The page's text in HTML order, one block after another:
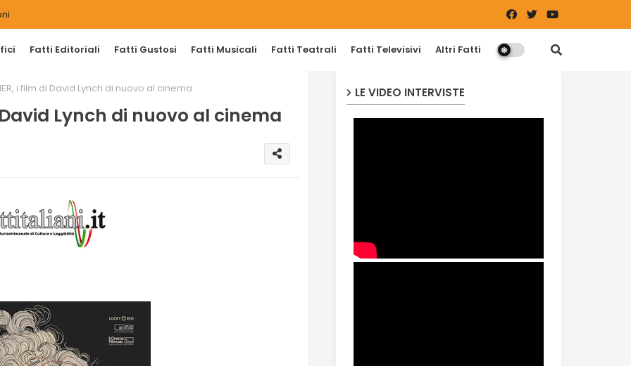
Fatti Editoriali Fatti Gustosi Fatti Musicali Fatti Teatrali Fatti Televisivi Altri Fatti
i film di David Lynch di nuovo al cinema
David Lynch di nuovo al cinema
LE VIDEO INTERVISTE